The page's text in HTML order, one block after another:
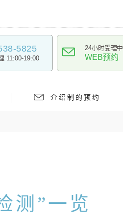
5825
11:00-19:00
24小时受理中
WEB预约
介绍制的预约
测”一览